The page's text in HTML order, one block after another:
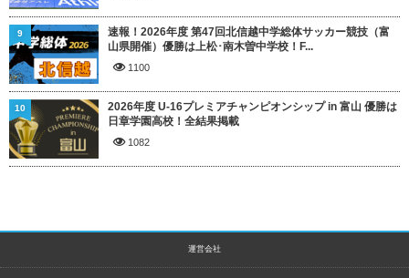
速報！2026年度 第47回北信越中学総体サッカー競技（富
山県開催）優勝は上松･南木曽中学校！F...
1100
9
2026年度 U-16プレミアチャンピオンシップ in 富山 優勝は
日章学園高校！全結果掲載
1082
10
運営会社